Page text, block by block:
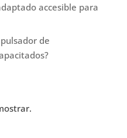
accesible para
de